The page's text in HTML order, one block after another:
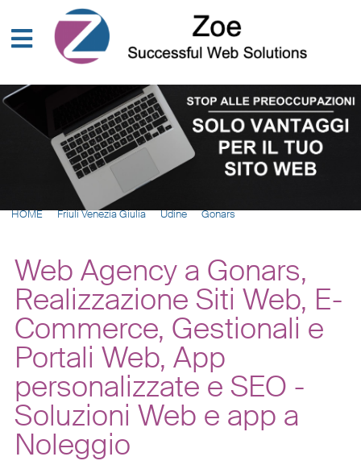
HOME Friuli Venezia Giulia Udine Gonars
Web Agency a Gonars,
Realizzazione Siti Web, E-
Commerce, Gestionali e
Portali Web, App
personalizzate e SEO -
Soluzioni Web e app a
Noleggio